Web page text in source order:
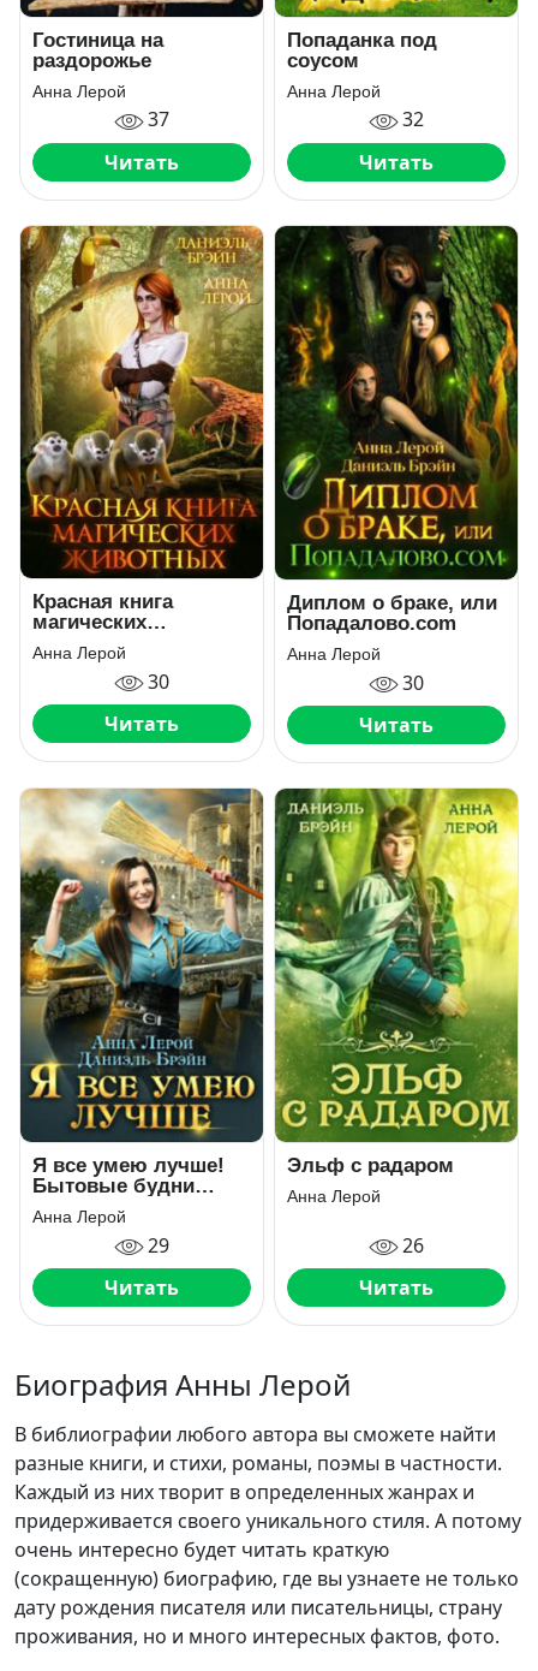
Гостиница на
раздорожье
Анна Лерой
37
Читать
Попаданка под
соусом
Анна Лерой
32
Читать
Красная книга
магических
животных
Анна Лерой
30
Читать
Диплом о браке, или
Попадалово.com
Анна Лерой
30
Читать
Я все умею лучше!
Бытовые будни
королевского
гарнизона
Анна Лерой
29
Читать
Эльф с радаром
Анна Лерой
26
Читать
Биография Анны Лерой
В библиографии любого автора вы сможете найти
разные книги, и стихи, романы, поэмы в частности.
Каждый из них творит в определенных жанрах и
придерживается своего уникального стиля. А потому
очень интересно будет читать краткую
(сокращенную) биографию, где вы узнаете не только
дату рождения писателя или писательницы, страну
проживания, но и много интересных фактов, фото.